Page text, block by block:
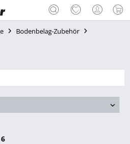
Bodenbelag-Zubehör
6